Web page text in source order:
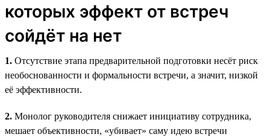
которых эффект от встреч
сойдёт на нет
1. Отсутствие этапа предварительной подготовки несёт риск
необоснованности и формальности встречи, а значит, низкой
её эффективности.
2. Монолог руководителя снижает инициативу сотрудника,
мешает объективности, «убивает» саму идею встречи